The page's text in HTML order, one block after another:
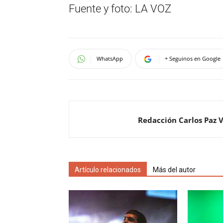
Fuente y foto: LA VOZ
WhatsApp + Seguinos en Google
Redacción Carlos Paz
Artículo relacionados Más del autor